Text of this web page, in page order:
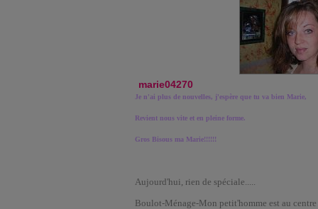
marie04270
Je n'ai plus de nouvelles, j'espère que tu va bien Marie,
Revient nous vite et en pleine forme.
Gros Bisous ma Marie!!!!!!
Aujourd'hui, rien de spéciale.....
Boulot-Ménage-Mon petit'homme est au